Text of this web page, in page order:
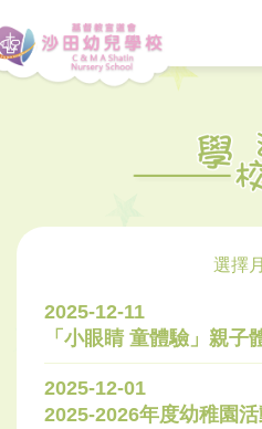
選擇
2025-12-11
「小眼睛 童體驗」親子
2025-12-01
2025-2026年度幼稚園